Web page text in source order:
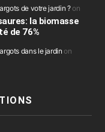
de votre jardin ?on
la biomasse
de 76%
dans le jardin on